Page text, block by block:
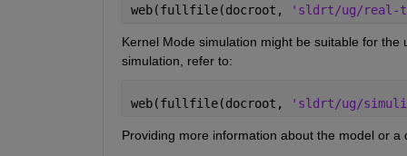
web(fullfile(docroot, 'sldrt/ug/real-
Kernel Mode simulation might be suitable for
simulation, refer to:
web(fullfile(docroot, 'sldrt/ug/
Providing more information about the model or